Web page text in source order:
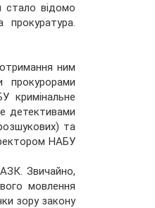
стало відомо
прокуратура.
ним
прокурорами
кримінальне
детективами
та
НАБУ
Звичайно,
мовлення
зору закону